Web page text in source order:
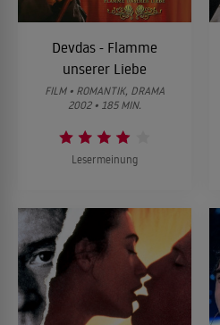
Devdas - Flamme
unserer Liebe
FILM • ROMANTIK, DRAMA
2002 • 185 MIN.
Lesermeinung